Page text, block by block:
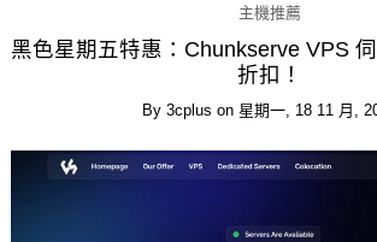
主機推薦
黑色星期五特惠：Chunkserve VPS
折扣！
By 3cplus on 星期一, 18 11 月,